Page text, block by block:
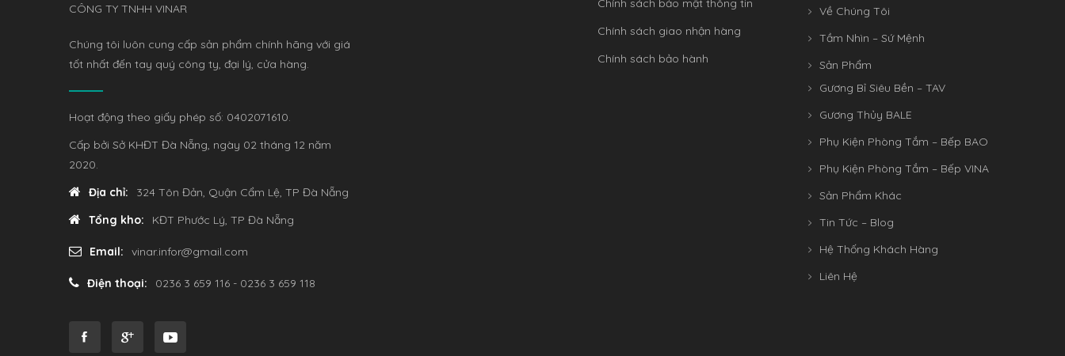
CÔNG TY TNHH VINAR
Chúng tôi luôn cung cấp sản phẩm chính hãng với giá
tốt nhất đến tay quý công ty, đại lý, cửa hàng.
Hoạt động theo giấy phép số: 0402071610.
Cấp bởi Sở KHĐT Đà Nẵng, ngày 02 tháng 12 năm
2020.
Địa chỉ:
324 Tôn Đản, Quận Cẩm Lệ, TP Đà Nẵng
Tổng kho:
KĐT Phước Lý, TP Đà Nẵng
Email: vinar.infor@gmail.com
Điện thoại: 0236 3 659 116 - 0236 3 659 118
Chính sách bảo mật thông tin
Chính sách giao nhận hàng
Chính sách bảo hành
Về Chúng Tôi
Tầm Nhìn – Sứ Mệnh
Sản Phẩm
Gương Bỉ Siêu Bền – TAV
Gương Thủy BALE
Phụ Kiện Phòng Tắm – Bếp BAO
Phụ Kiện Phòng Tắm – Bếp VINA
Sản Phẩm Khác
Tin Tức – Blog
Hệ Thống Khách Hàng
Liên Hệ